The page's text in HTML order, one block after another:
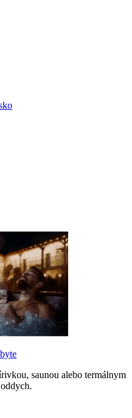
saunou alebo termálnym